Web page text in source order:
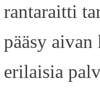
rantaraitti
pääsy
erilaisia